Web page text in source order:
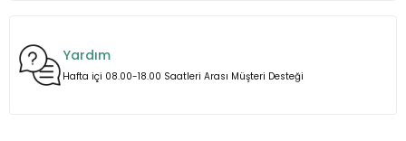
Yardım
Hafta içi 08.00-18.00 Saatleri Arası Müşteri Desteği